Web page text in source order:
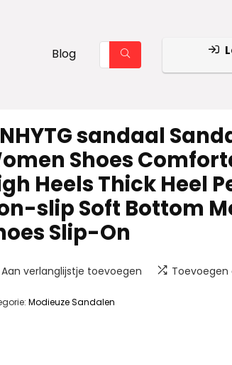
Blog
sandaal
Shoes
Heels Thick Heel
slip Soft Bottom
Slip-On
Aan verlanglijstje toevoegen Toevoegen
Modieuze Sandalen